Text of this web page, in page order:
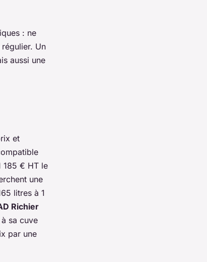
: ne
Un
aussi une
et
185 € HT le
une
litres à 1
Richier
sa cuve
par une